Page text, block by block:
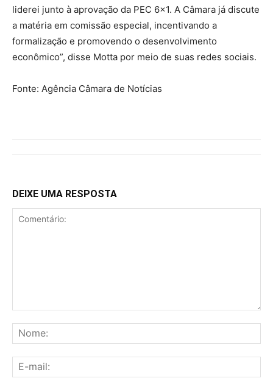
liderei junto à aprovação da PEC 6×1. A Câmara já discute
a matéria em comissão especial, incentivando a
formalização e promovendo o desenvolvimento
econômico”, disse Motta por meio de suas redes sociais.
Fonte: Agência Câmara de Notícias
DEIXE UMA RESPOSTA